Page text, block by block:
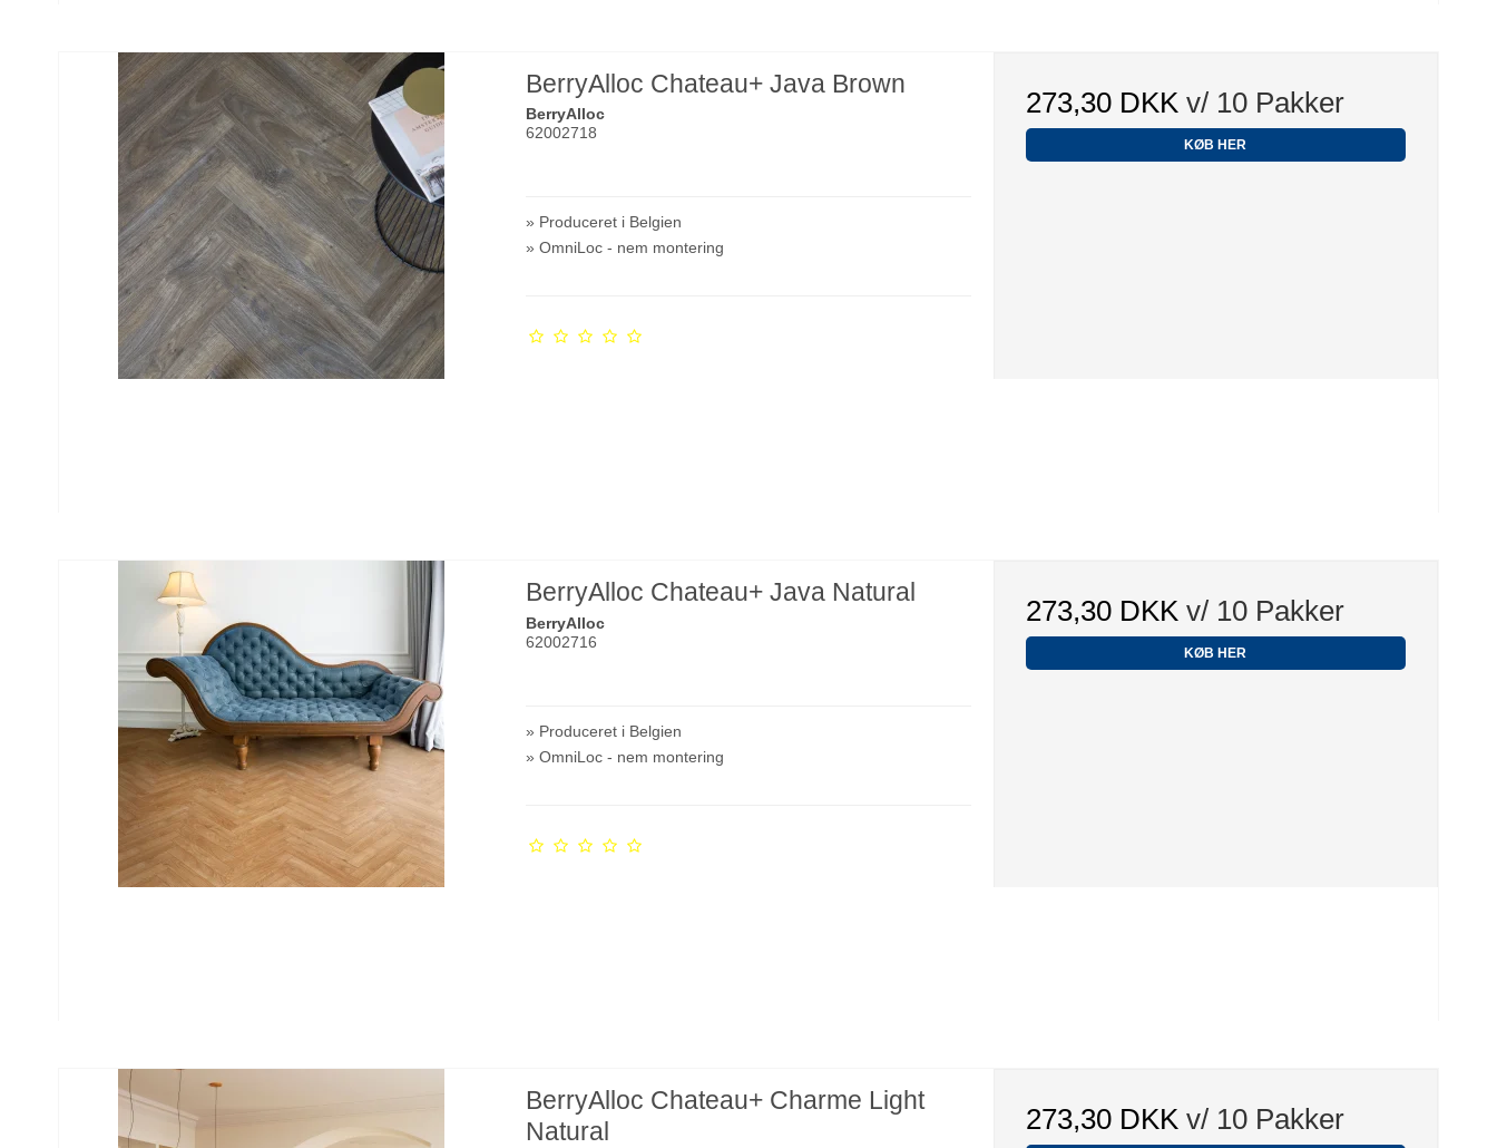
BerryAlloc Chateau+ Java Brown
BerryAlloc
62002718
» Produceret i Belgien
» OmniLoc - nem montering
273,30 DKK v/ 10 Pakker
KØB HER
BerryAlloc Chateau+ Java Natural
BerryAlloc
62002716
» Produceret i Belgien
» OmniLoc - nem montering
273,30 DKKv/ 10 Pakker
KØB HER
BerryAlloc Chateau+ Charme Light
Natural
273,30 DKKv/ 10 Pakker